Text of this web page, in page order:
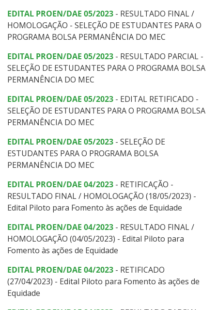
EDITAL PROEN/DAE 05/2023 - RESULTADO FINAL /
HOMOLOGAÇÃO - SELEÇÃO DE ESTUDANTES PARA O
PROGRAMA BOLSA PERMANÊNCIA DO MEC
EDITAL PROEN/DAE 05/2023 - RESULTADO PARCIAL -
SELEÇÃO DE ESTUDANTES PARA O PROGRAMA BOLSA
PERMANÊNCIA DO MEC
EDITAL PROEN/DAE 05/2023 - EDITAL RETIFICADO -
SELEÇÃO DE ESTUDANTES PARA O PROGRAMA BOLSA
PERMANÊNCIA DO MEC
EDITAL PROEN/DAE 05/2023 - SELEÇÃO DE
ESTUDANTES PARA O PROGRAMA BOLSA
PERMANÊNCIA DO MEC
EDITAL PROEN/DAE 04/2023 - RETIFICAÇÃO -
RESULTADO FINAL / HOMOLOGAÇÃO (18/05/2023) -
Edital Piloto para Fomento às ações de Equidade
EDITAL PROEN/DAE 04/2023 - RESULTADO FINAL /
HOMOLOGAÇÃO (04/05/2023) - Edital Piloto para
Fomento às ações de Equidade
EDITAL PROEN/DAE 04/2023 - RETIFICADO
(27/04/2023) - Edital Piloto para Fomento às ações de
Equidade